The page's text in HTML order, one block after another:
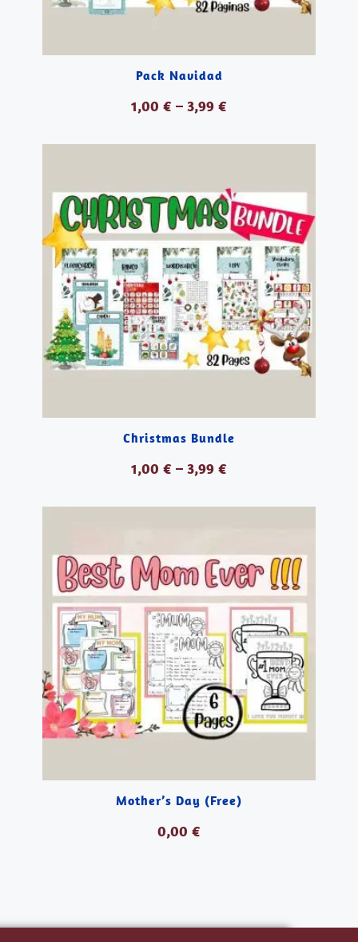
Pack Navidad
1,00 € – 3,99 €
Christmas Bundle
1,00 € – 3,99 €
Mother’s Day (Free)
0,00 €